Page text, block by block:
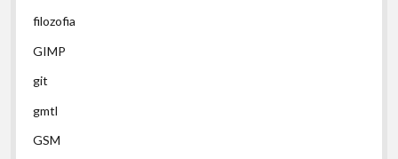
filozofia
GIMP
git
gmtl
GSM